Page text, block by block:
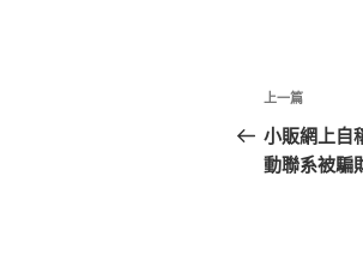
文
章
導
上
一
篇
上一篇
小販網上自
動聯系被騙